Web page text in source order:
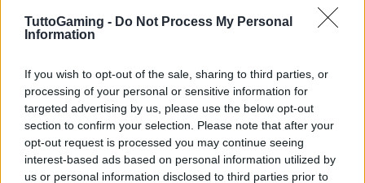
TuttoGaming - Do Not Process My Personal
Information
If you wish to opt-out of the sale, sharing to third parties, or
processing of your personal or sensitive information for
targeted advertising by us, please use the below opt-out
section to confirm your selection. Please note that after your
opt-out request is processed you may continue seeing
interest-based ads based on personal information utilized by
us or personal information disclosed to third parties prior to
La manutenzione del monitor portatile è
fondamentale per garantirne longevità e
regolarmente lo schermo con un panno in
microfibra e di evitare prodotti chimici aggressivi.
Inoltre, alcuni monitor offrono aggiornamenti
firmware che possono migliorare la compatibilità e
le funzionalità; controllare periodicamente la